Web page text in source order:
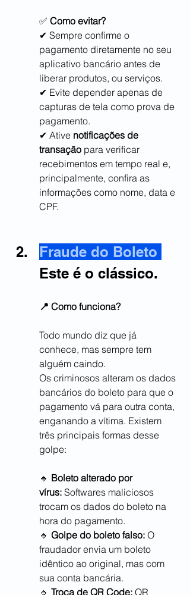
✅ Como evitar?
✔ Sempre confirme o
pagamento diretamente no seu
aplicativo bancário antes de
liberar produtos, ou serviços.
✔ Evite depender apenas de
capturas de tela como prova de
pagamento.
✔ Ative notificações de
transação para verificar
recebimentos em tempo real e,
principalmente, confira as
informações como nome, data e
CPF.
Fraude do Boleto
Este é o clássico.
📍 Como funciona?
Todo mundo diz que já
conhece, mas sempre tem
alguém caindo.
Os criminosos alteram os dados
bancários do boleto para que o
pagamento vá para outra conta,
enganando a vítima. Existem
três principais formas desse
golpe:
🔹 Boleto alterado por
vírus: Softwares maliciosos
trocam os dados do boleto na
hora do pagamento.
🔹 Golpe do boleto falso: O
fraudador envia um boleto
idêntico ao original, mas com
sua conta bancária.
🔹 Troca de QR Code: QR